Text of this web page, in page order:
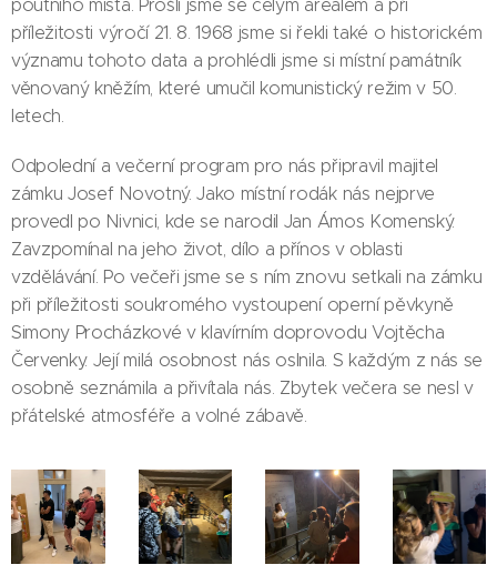
poutního místa. Prošli jsme se celým areálem a při
příležitosti výročí 21. 8. 1968 jsme si řekli také o historickém
významu tohoto data a prohlédli jsme si místní památník
věnovaný kněžím, které umučil komunistický režim v 50.
letech.
Odpolední a večerní program pro nás připravil majitel
zámku Josef Novotný. Jako místní rodák nás nejprve
provedl po Nivnici, kde se narodil Jan Ámos Komenský.
Zavzpomínal na jeho život, dílo a přínos v oblasti
vzdělávání. Po večeři jsme se s ním znovu setkali na zámku
při příležitosti soukromého vystoupení operní pěvkyně
Simony Procházkové v klavírním doprovodu Vojtěcha
Červenky. Její milá osobnost nás oslnila. S každým z nás se
osobně seznámila a přivítala nás. Zbytek večera se nesl v
přátelské atmosféře a volné zábavě.